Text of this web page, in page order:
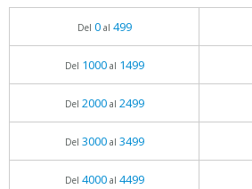
Del 0al 499
Del 1000al 1499
Del 2000al 2499
Del 3000al 3499
Del 4000al 4499